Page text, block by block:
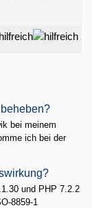
bei meinem
ich bei der
und PHP 7.2.2
8859-1